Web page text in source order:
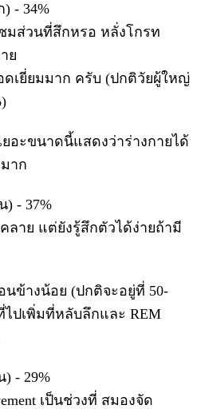
) - 34%
มส่วนที่สึกหรอ หลั่งโกรท
ย
เยี่ยมมาก ครับ (ปกติวัยผู้ใหญ่
อะขนาดนี้แสดงว่าร่างกายได้
าก
) - 37%
ลาย แต่ยังรู้สึกตัวได้ง่ายถ้ามี
ข้างน้อย (ปกติจะอยู่ที่ 50-
ปเพิ่มที่หลับลึกและ REM
) - 29%
เป็นช่วงที่ สมองจัด